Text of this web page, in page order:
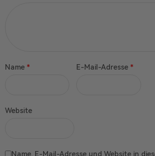
Name * E-Mail-Adresse *
Website
Name, E-Mail-Adresse und Website in